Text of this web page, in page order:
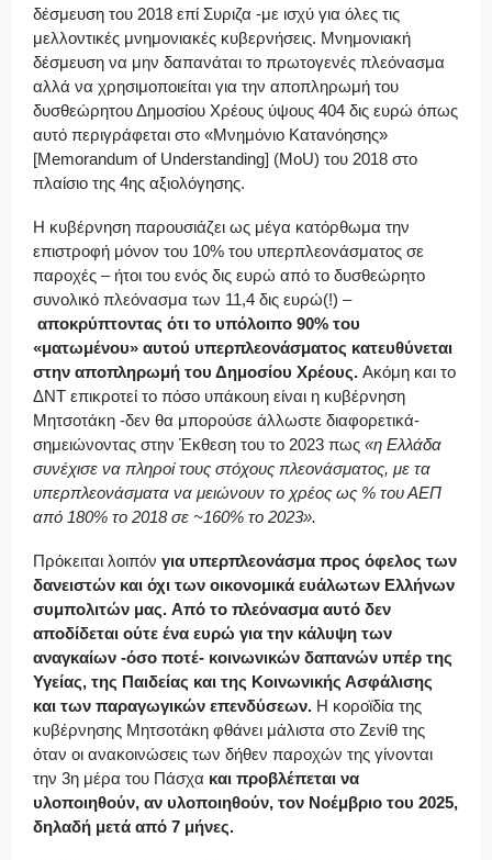
δέσμευση του 2018 επί Συριζα -με ισχύ για όλες τις
μελλοντικές μνημονιακές κυβερνήσεις. Μνημονιακή
δέσμευση να μην δαπανάται το πρωτογενές πλεόνασμα
αλλά να χρησιμοποιείται για την αποπληρωμή του
δυσθεώρητου Δημοσίου Χρέους ύψους 404 δις ευρώ όπως
αυτό περιγράφεται στο «Μνημόνιο Κατανόησης»
[Memorandum of Understanding] (MoU) του 2018 στο
πλαίσιο της 4ης αξιολόγησης.
Η κυβέρνηση παρουσιάζει ως μέγα κατόρθωμα την
επιστροφή μόνον του 10% του υπερπλεονάσματος σε
παροχές – ήτοι του ενός δις ευρώ από το δυσθεώρητο
συνολικό πλεόνασμα των 11,4 δις ευρώ(!) –
αποκρύπτοντας ότι το υπόλοιπο 90% του
«ματωμένου» αυτού υπερπλεονάσματος κατευθύνεται
στην αποπληρωμή του Δημοσίου Χρέους. Ακόμη και το
ΔΝΤ επικροτεί το πόσο υπάκουη είναι η κυβέρνηση
Μητσοτάκη -δεν θα μπορούσε άλλωστε διαφορετικά-
σημειώνοντας στην Έκθεση του το 2023 πως «η Ελλάδα
συνέχισε να πληροί τους στόχους πλεονάσματος, με τα
υπερπλεονάσματα να μειώνουν το χρέος ως % του ΑΕΠ
από 180% το 2018 σε ~160% το 2023».
Πρόκειται λοιπόν για υπερπλεονάσμα προς όφελος των
δανειστών και όχι των οικονομικά ευάλωτων Ελλήνων
συμπολιτών μας. Από το πλεόνασμα αυτό δεν
αποδίδεται ούτε ένα ευρώ για την κάλυψη των
αναγκαίων -όσο ποτέ- κοινωνικών δαπανών υπέρ της
Υγείας, της Παιδείας και της Κοινωνικής Ασφάλισης
και των παραγωγικών επενδύσεων. Η κοροϊδία της
κυβέρνησης Μητσοτάκη φθάνει μάλιστα στο Ζενίθ της
όταν οι ανακοινώσεις των δήθεν παροχών της γίνονται
την 3η μέρα του Πάσχα και προβλέπεται να
υλοποιηθούν, αν υλοποιηθούν, τον Νοέμβριο του 2025,
δηλαδή μετά από 7 μήνες.